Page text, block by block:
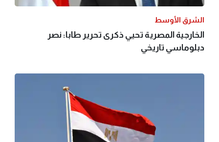
الشرق الأوسط
الخارجية المصرية تحيي ذكرى تحرير طابا: نصر
دبلوماسي تاريخي